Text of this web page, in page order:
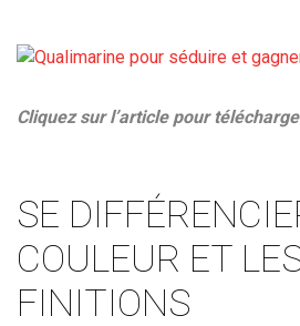
Cliquez sur l’article pour
SE
COULEUR ET
FINITIONS